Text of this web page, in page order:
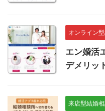
オンライン
エン婚活
デメリッ
来店型結婚